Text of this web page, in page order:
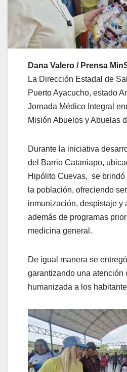
‎Dana Valero / Prensa
La Dirección Estadal de
Puerto Ayacucho, estado
Jornada Médico Integral
Misión Abuelos y Abuelas
Durante la iniciativa
del Barrio Cataniapo,
Hipólito Cuevas, se brindó
la población, ofreciendo
inmunización, despistaje y
además de programas
medicina general.
De igual manera se
garantizando una atención
humanizada a los